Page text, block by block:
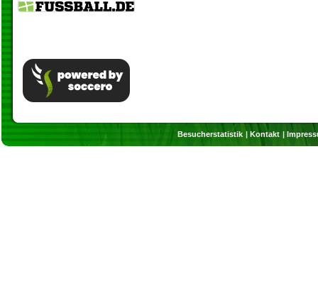
Besucherstatistik Kontakt